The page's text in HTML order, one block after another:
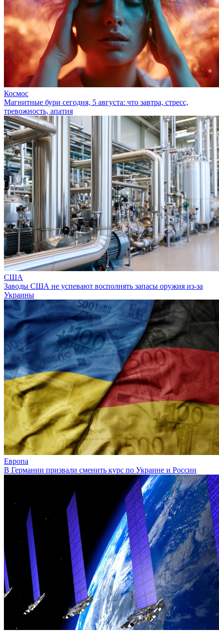
Космос
Магнитные бури сегодня, 5 августа: что завтра, стресс,
тревожность, апатия
США
Заводы США не успевают восполнять запасы оружия из-за
Украины
Европа
В Германии призвали сменить курс по Украине и России